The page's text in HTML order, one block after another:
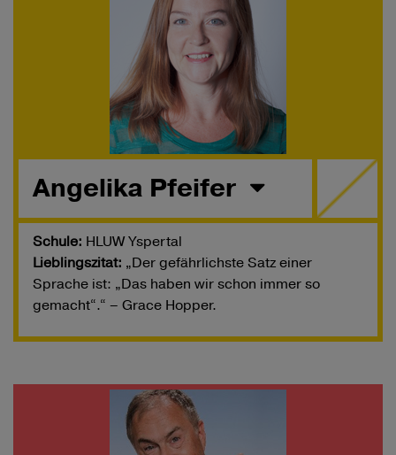
Angelika Pfeifer
Schule: HLUW Yspertal
Lieblingszitat: „Der gefährlichste Satz einer
Sprache ist: „Das haben wir schon immer so
gemacht“.“ – Grace Hopper.